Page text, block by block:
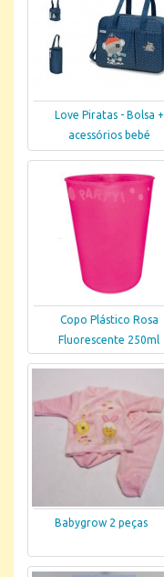
Love Piratas - Bolsa +
acessórios bebé
Copo Plástico Rosa
Fluorescente 250ml
Babygrow 2 peças